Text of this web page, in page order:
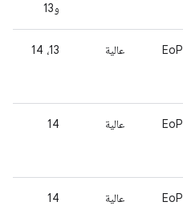
و13
EoP عالية 13، 14
EoP عالية 14
EoP عالية 14